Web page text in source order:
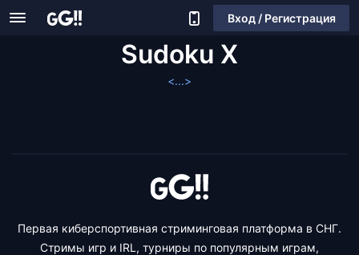
Вход / Регистрация
Sudoku X
<...>
Первая киберспортивная стриминговая платформа в СНГ.
Стримы игр и IRL, турниры по популярным играм,